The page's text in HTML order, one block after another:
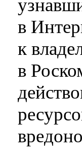
в
к
в